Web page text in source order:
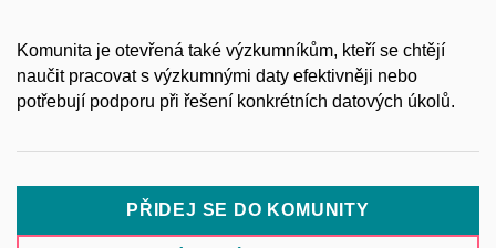
Komunita je otevřená také výzkumníkům, kteří se chtějí
naučit pracovat s výzkumnými daty efektivněji nebo
potřebují podporu při řešení konkrétních datových úkolů.
PŘIDEJ SE DO KOMUNITY